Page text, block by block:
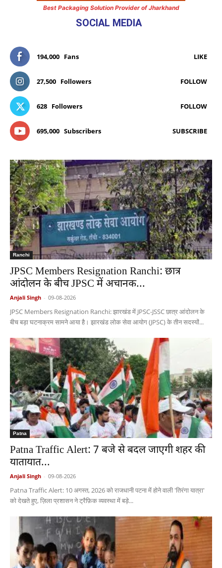
Best Packaging Solution Provider of Jharkhand
SOCIAL MEDIA
194,000 Fans LIKE
27,500 Followers FOLLOW
628 Followers FOLLOW
695,000 Subscribers SUBSCRIBE
Ranchi
JPSC Members Resignation Ranchi: छात्र
आंदोलन के बीच JPSC में अचानक...
Anjali Singh - 09-08-2026
JPSC Members Resignation Ranchi: झारखंड में JPSC-JSSC छात्र आंदोलन के
बीच बड़ा घटनाक्रम सामने आया है। झारखंड लोक सेवा आयोग (JPSC) के तीन सदस्यों...
Patna
Patna Traffic Alert: 7 बजे से बदल जाएगी शहर की
यातायात...
Anjali Singh - 09-08-2026
Patna Traffic Alert: 10 अगस्त, 2026 को राजधानी पटना में होने वाली 'तिरंगा यात्रा'
को देखते हुए, ज़िला प्रशासन ने ट्रैफ़िक व्यवस्था में बड़े...